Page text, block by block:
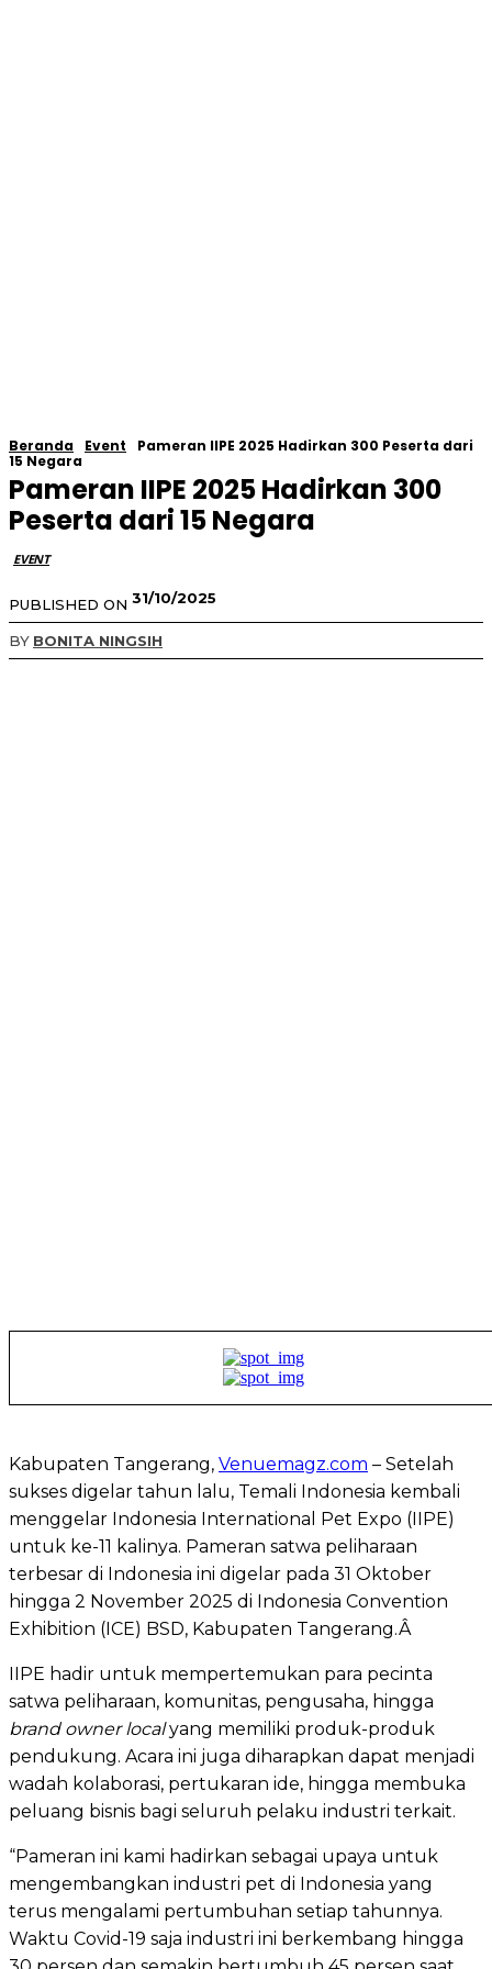
Beranda Event
Pameran IIPE 2025 Hadirkan 300 Peserta dari
15 Negara
Pameran IIPE 2025 Hadirkan 300
Peserta dari 15 Negara
EVENT
PUBLISHED ON 31/10/2025
BY BONITA NINGSIH
Kabupaten Tangerang, Venuemagz.com – Setelah
sukses digelar tahun lalu, Temali Indonesia kembali
menggelar Indonesia International Pet Expo (IIPE)
untuk ke-11 kalinya. Pameran satwa peliharaan
terbesar di Indonesia ini digelar pada 31 Oktober
hingga 2 November 2025 di Indonesia Convention
Exhibition (ICE) BSD, Kabupaten Tangerang.Â
IIPE hadir untuk mempertemukan para pecinta
satwa peliharaan, komunitas, pengusaha, hingga
brand owner localyang memiliki produk-produk
pendukung. Acara ini juga diharapkan dapat menjadi
wadah kolaborasi, pertukaran ide, hingga membuka
peluang bisnis bagi seluruh pelaku industri terkait.
“Pameran ini kami hadirkan sebagai upaya untuk
mengembangkan industri pet di Indonesia yang
terus mengalami pertumbuhan setiap tahunnya.
Waktu Covid-19 saja industri ini berkembang hingga